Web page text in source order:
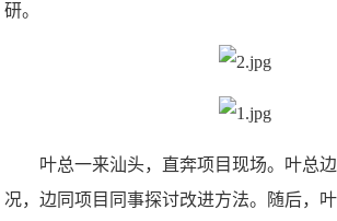
研。
叶总一来汕头，直奔项目现场。叶总
况，边同项目同事探讨改进方法。随后，